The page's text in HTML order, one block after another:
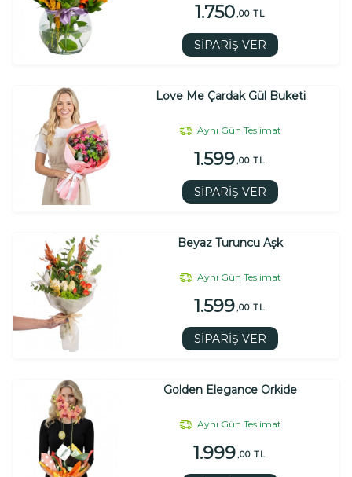
1.750 ,00 TL
SİPARİŞ VER
Love Me Çardak Gül Buketi
Aynı Gün Teslimat
1.599 ,00 TL
SİPARİŞ VER
Beyaz Turuncu Aşk
Aynı Gün Teslimat
1.599 ,00 TL
SİPARİŞ VER
Golden Elegance Orkide
Aynı Gün Teslimat
1.999 ,00 TL